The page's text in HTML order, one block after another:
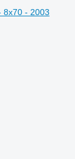
8x70 - 2003